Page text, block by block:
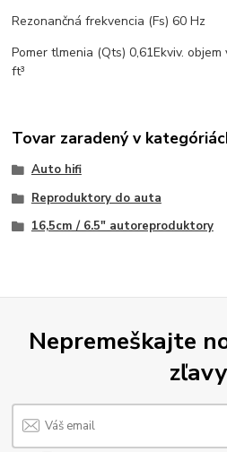
Rezonančná frekvencia (Fs) 60 Hz
Pomer tlmenia (Qts) 0,61Ekviv.
ft³
Tovar zaradený v
Auto hifi
Reproduktory do auta
16,5cm / 6.5" autoreproduktory
Nepremeškajte